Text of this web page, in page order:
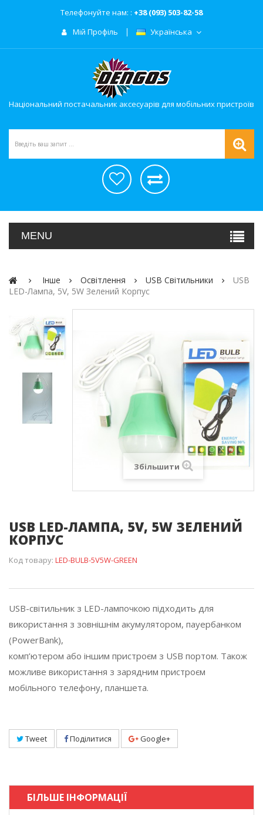
Телефонуйте нам: : +38 (093) 503-82-58
Мій Профіль
Українська
Національний постачальник аксесуарів для мобільних пристроїв
MENU
Iнше Освітлення USB Світильники
USB
LED-Лампа, 5V, 5W Зелений Корпус
Збільшити
USB LED-ЛАМПА, 5V, 5W ЗЕЛЕНИЙ
КОРПУС
Код товару: LED-BULB-5V5W-GREEN
USB-світильник з LED-лампочкою підходить для
використання з зовнішнім акумулятором, пауербанком
(PowerBank),
комп’ютером або іншим пристроєм з USB портом. Також
можливе використання з зарядним пристроєм
мобільного телефону, планшета.
Tweet Поділитися Google+
БІЛЬШЕ ІНФОРМАЦІЇ